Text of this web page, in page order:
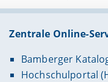
Zentrale Online-
Bamberger
Hochschulportal